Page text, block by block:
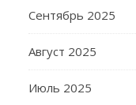
Сентябрь 2025
Август 2025
Июль 2025